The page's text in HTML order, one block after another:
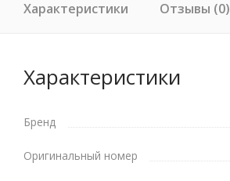
Характеристики Отзывы (0)
Характеристики
Бренд
Оригинальный номер